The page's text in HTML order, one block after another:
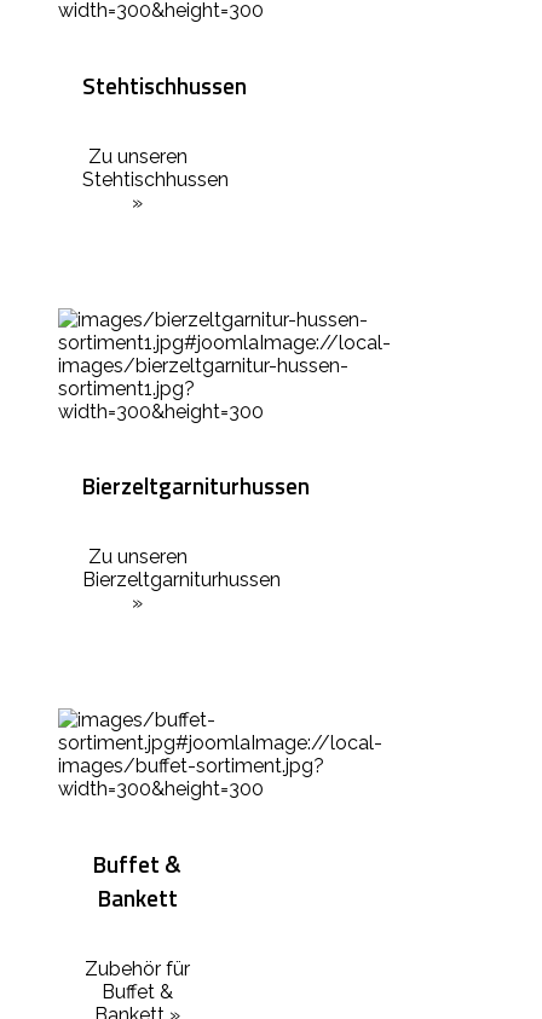
Stehtischhussen
Zu unseren
Stehtischhussen
»
Bierzeltgarniturhussen
Zu unseren
Bierzeltgarniturhussen
»
Buffet &
Bankett
Zubehör für
Buffet &
Bankett »